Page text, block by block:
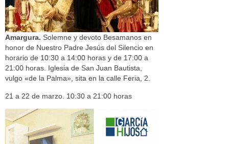
Amargura. Solemne y devoto Besamanos en
honor de Nuestro Padre Jesús del Silencio en
horario de 10:30 a 14:00 horas y de 17:00 a
21:00 horas. Iglesia de San Juan Bautista,
vulgo «de la Palma», sita en la calle Feria, 2.
21 a 22 de marzo. 10:30 a 21:00 horas